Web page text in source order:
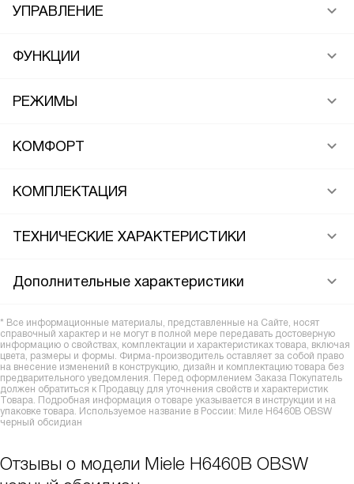
УПРАВЛЕНИЕ
ФУНКЦИИ
РЕЖИМЫ
КОМФОРТ
КОМПЛЕКТАЦИЯ
ТЕХНИЧЕСКИЕ ХАРАКТЕРИСТИКИ
Дополнительные характеристики
* Все информационные материалы, представленные на Сайте, носят
справочный характер и не могут в полной мере передавать достоверную
информацию о свойствах, комплектации и характеристиках товара, включая
цвета, размеры и формы. Фирма-производитель оставляет за собой право
на внесение изменений в конструкцию, дизайн и комплектацию товара без
предварительного уведомления. Перед оформлением Заказа Покупатель
должен обратиться к Продавцу для уточнения свойств и характеристик
Товара. Подробная информация о товаре указывается в инструкции и на
упаковке товара. Используемое название в России: Миле H6460B OBSW
черный обсидиан
Отзывы о модели Miele H6460B OBSW